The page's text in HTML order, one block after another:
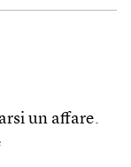
un affare.